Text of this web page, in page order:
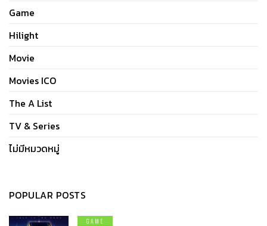
Game
Hilight
Movie
Movies ICO
The A List
TV & Series
ไม่มีหมวดหมู่
POPULAR POSTS
GAME